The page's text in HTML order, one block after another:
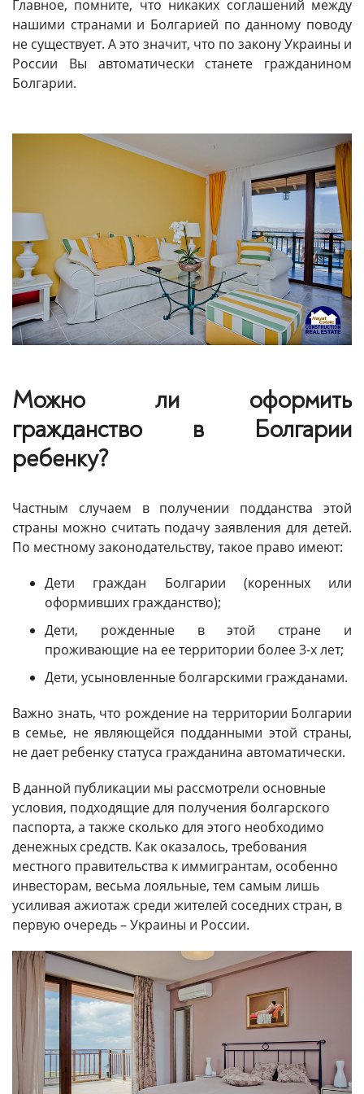
Главное, помните, что никаких соглашений между
нашими странами и Болгарией по данному поводу
не существует. А это значит, что по закону Украины и
России Вы автоматически станете гражданином
Болгарии.
Можно ли оформить
гражданство в Болгарии
ребенку?
Частным случаем в получении подданства этой
страны можно считать подачу заявления для детей.
По местному законодательству, такое право имеют:
Дети граждан Болгарии (коренных или
оформивших гражданство);
Дети, рожденные в этой стране и
проживающие на ее территории более 3-х лет;
Дети, усыновленные болгарскими гражданами.
Важно знать, что рождение на территории Болгарии
в семье, не являющейся подданными этой страны,
не дает ребенку статуса гражданина автоматически.
В данной публикации мы рассмотрели основные
условия, подходящие для получения болгарского
паспорта, а также сколько для этого необходимо
денежных средств. Как оказалось, требования
местного правительства к иммигрантам, особенно
инвесторам, весьма лояльные, тем самым лишь
усиливая ажиотаж среди жителей соседних стран, в
первую очередь – Украины и России.